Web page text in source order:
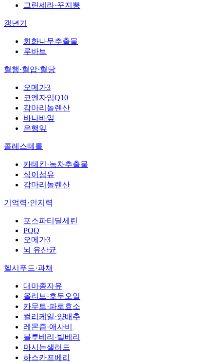
그린세라·꾸지뽕
갱년기
회화나무추출물
루바브
혈행·혈압·혈당
오메가3
코엔자임Q10
감마리놀렌산
바나바잎
은행잎
콜레스테롤
카테킨·녹차추출물
식이섬유
감마리놀렌산
기억력·인지력
포스파티딜세린
PQQ
오메가3
뇌 유산균
헬시푸드·과채
대마종자유
올리브·호두오일
카무트·파로효소
컬리케일·양배추
레몬즙·애사비
블루베리·빌베리
마시는샐러드
하스카프베리